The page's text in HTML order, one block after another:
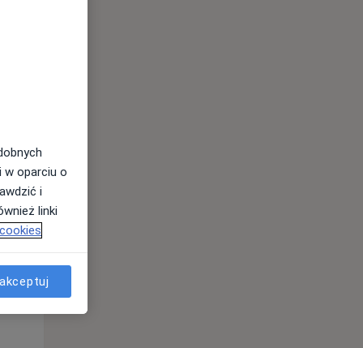
Czw,
13 Sie
w oparciu o
i
linki